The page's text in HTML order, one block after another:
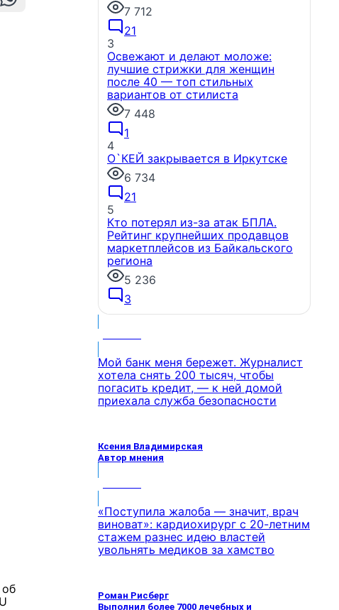
7 712
21
3
Освежают и делают моложе:
лучшие стрижки для женщин
после 40 — топ стильных
вариантов от стилиста
7 448
1
4
О`КЕЙ закрывается в Иркутске
6 734
21
5
Кто потерял из-за атак БПЛА.
Рейтинг крупнейших продавцов
маркетплейсов из Байкальского
региона
5 236
3
Мой банк меня бережет. Журналист
хотела снять 200 тысяч, чтобы
погасить кредит, — к ней домой
приехала служба безопасности
Ксения Владимирская
Автор мнения
«Поступила жалоба — значит, врач
виноват»: кардиохирург с 20-летним
стажем разнес идею властей
увольнять медиков за хамство
Роман Рисберг
Выполнил более 7000 лечебных и